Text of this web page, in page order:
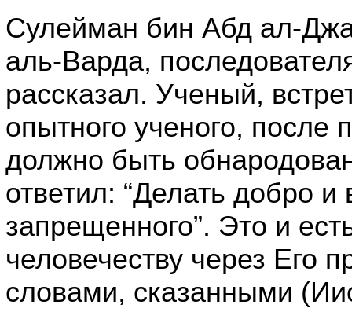
Сулейман бин Абд ал-
аль-Варда,
рассказал. Ученый,
опытного ученого, после
должно быть
ответил: “Делать добро и
запрещенного”. Это и
человечеству через Его
словами, сказанными